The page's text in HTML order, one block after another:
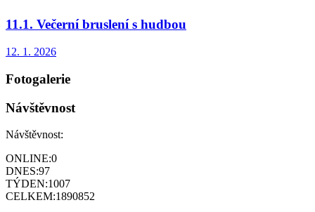
11.1. Večerní bruslení s hudbou
12. 1. 2026
Fotogalerie
Návštěvnost
Návštěvnost:
ONLINE:0
DNES:97
TÝDEN:1007
CELKEM:1890852